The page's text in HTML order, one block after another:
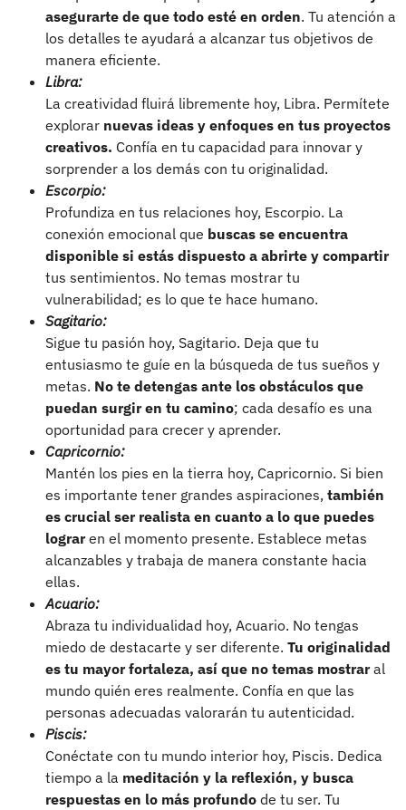
asegurarte de que todo esté en orden. Tu atención a
los detalles te ayudará a alcanzar tus objetivos de
manera eficiente.
Libra:
La creatividad fluirá libremente hoy, Libra. Permítete
explorar nuevas ideas y enfoques en tus proyectos
creativos. Confía en tu capacidad para innovar y
sorprender a los demás con tu originalidad.
Escorpio:
Profundiza en tus relaciones hoy, Escorpio. La
conexión emocional que buscas se encuentra
disponible si estás dispuesto a abrirte y compartir
tus sentimientos. No temas mostrar tu
vulnerabilidad; es lo que te hace humano.
Sagitario:
Sigue tu pasión hoy, Sagitario. Deja que tu
entusiasmo te guíe en la búsqueda de tus sueños y
metas. No te detengas ante los obstáculos que
puedan surgir en tu camino; cada desafío es una
oportunidad para crecer y aprender.
Capricornio:
Mantén los pies en la tierra hoy, Capricornio. Si bien
es importante tener grandes aspiraciones, también
es crucial ser realista en cuanto a lo que puedes
lograren el momento presente. Establece metas
alcanzables y trabaja de manera constante hacia
ellas.
Acuario:
Abraza tu individualidad hoy, Acuario. No tengas
miedo de destacarte y ser diferente. Tu originalidad
es tu mayor fortaleza, así que no temas mostraral
mundo quién eres realmente. Confía en que las
personas adecuadas valorarán tu autenticidad.
Piscis:
Conéctate con tu mundo interior hoy, Piscis. Dedica
tiempo a la meditación y la reflexión, y busca
respuestas en lo más profundo de tu ser. Tu